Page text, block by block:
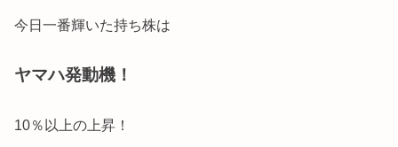
今日一番輝いた持ち株は
ヤマハ発動機！
10％以上の上昇！